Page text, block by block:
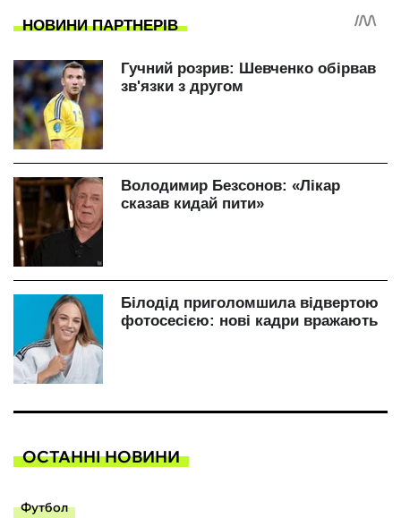
ОСТАННІ НОВИНИ
Футбол